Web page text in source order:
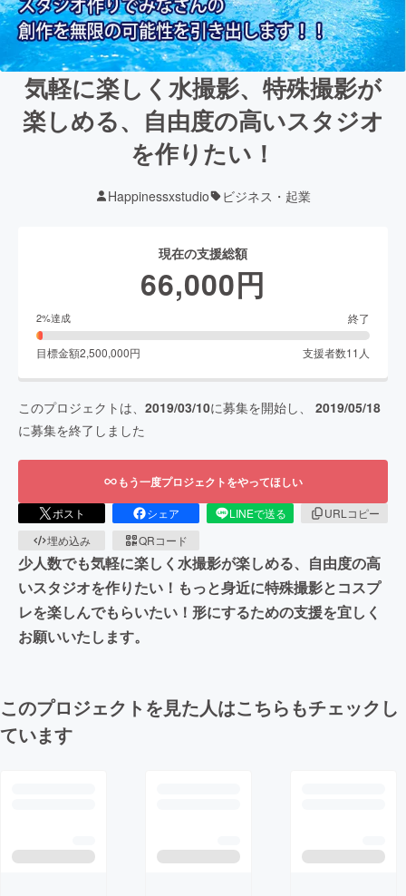
気軽に楽しく水撮影、特殊撮影が
楽しめる、自由度の高いスタジオ
を作りたい！
Happinessxstudio ビジネス・起業
現在の支援総額
66,000円
2%達成 終了
目標金額2,500,000円 支援者数11 人
このプロジェクトは、 2019/03/10に募集を開始し、 2019/05/18
に募集を終了しました
もう一度プロジェクトをやってほしい
ポスト シェア LINEで送る
URLコピー
埋め込み
QRコード
少人数でも気軽に楽しく水撮影が楽しめる、自由度の高
いスタジオを作りたい！もっと身近に特殊撮影とコスプ
レを楽しんでもらいたい！形にするための支援を宜しく
お願いいたします。
このプロジェクトを見た人はこちらもチェックし
ています